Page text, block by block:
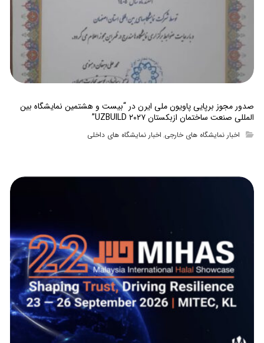
صدور مجوز برپایی پاویون ملی ایرن در “بیست و هشتمین نمایشگاه بین
المللی صنعت ساختمان ازبکستان UZBUILD ۲۰۲۷”
اخبار نمایشگاه های خارجی, اخبار نمایشگاه های داخلی